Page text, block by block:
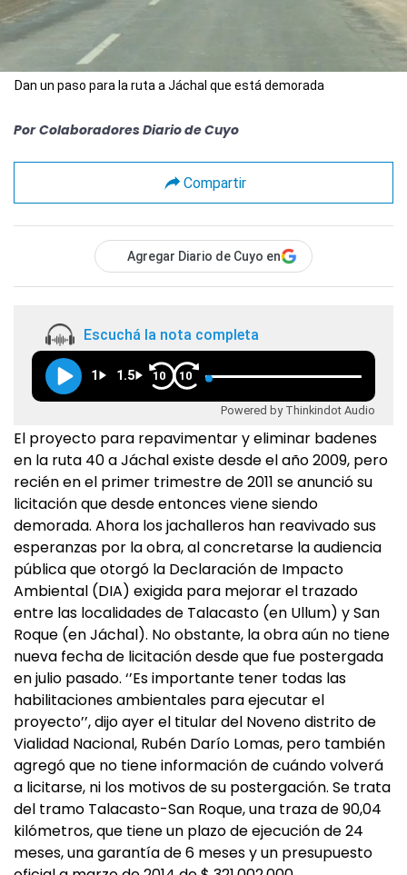
Dan un paso para la ruta a Jáchal que está demorada
Por Colaboradores Diario de Cuyo
Compartir
Agregar Diario de Cuyo en
Escuchá la nota completa
1 1.5 10 10
Powered by Thinkindot Audio
El proyecto para repavimentar y eliminar badenes
en la ruta 40 a Jáchal existe desde el año 2009, pero
recién en el primer trimestre de 2011 se anunció su
licitación que desde entonces viene siendo
demorada. Ahora los jachalleros han reavivado sus
esperanzas por la obra, al concretarse la audiencia
pública que otorgó la Declaración de Impacto
Ambiental (DIA) exigida para mejorar el trazado
entre las localidades de Talacasto (en Ullum) y San
Roque (en Jáchal). No obstante, la obra aún no tiene
nueva fecha de licitación desde que fue postergada
en julio pasado. ‘’Es importante tener todas las
habilitaciones ambientales para ejecutar el
proyecto’’, dijo ayer el titular del Noveno distrito de
Vialidad Nacional, Rubén Darío Lomas, pero también
agregó que no tiene información de cuándo volverá
a licitarse, ni los motivos de su postergación. Se trata
del tramo Talacasto-San Roque, una traza de 90,04
kilómetros, que tiene un plazo de ejecución de 24
meses, una garantía de 6 meses y un presupuesto